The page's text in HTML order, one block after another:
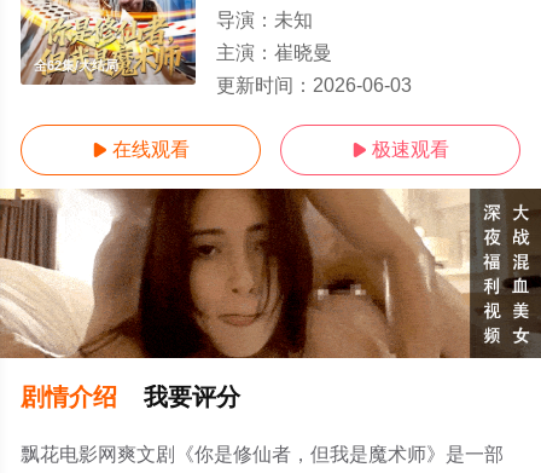
全62集/大结局
导演： 未知
主演： 崔晓曼
更新时间： 2026-06-03
 在线观看  极速观看
剧情介绍 我要评分
飘花电影网爽文剧《你是修仙者，但我是魔术师》是一部